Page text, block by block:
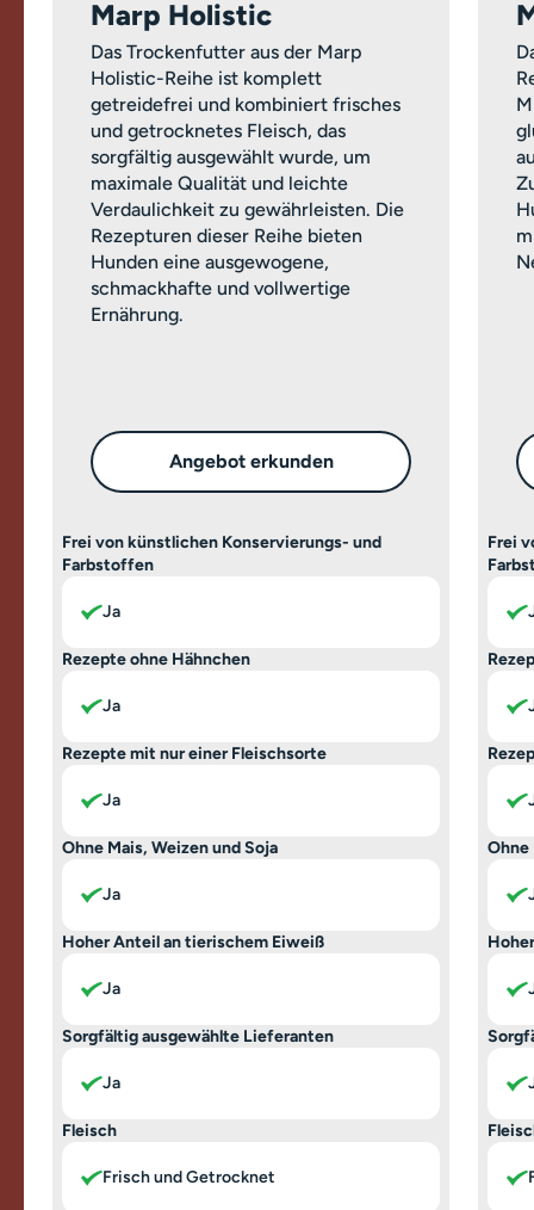
Marp Holistic
Das Trockenfutter aus der Marp
Holistic-Reihe ist komplett
getreidefrei und kombiniert frisches
und getrocknetes Fleisch, das
sorgfältig ausgewählt wurde, um
maximale Qualität und leichte
Verdaulichkeit zu gewährleisten. Die
Rezepturen dieser Reihe bieten
Hunden eine ausgewogene,
schmackhafte und vollwertige
Ernährung.
Angebot erkunden
Frei von künstlichen Konservierungs- und
Farbstoffen
Ja
Rezepte ohne Hähnchen
Ja
Rezepte mit nur einer Fleischsorte
Ja
Ohne Mais, Weizen und Soja
Ja
Hoher Anteil an tierischem Eiweiß
Ja
Sorgfältig ausgewählte Lieferanten
Ja
Fleisch
Frisch und Getrocknet
Frei
Ohne